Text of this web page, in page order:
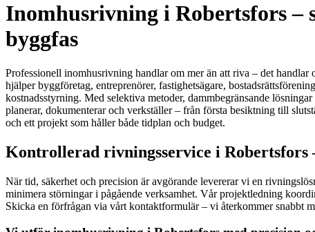
Inomhusrivning i Robertsfors –
byggfas
Professionell inomhusrivning handlar om mer än att riva – det
hjälper byggföretag, entreprenörer, fastighetsägare,
kostnadsstyrning. Med selektiva metoder, dammbegränsande
planerar, dokumenterar och verkställer – från första besiktning till
och ett projekt som håller både tidplan och budget.
Kontrollerad rivningsservice i
När tid, säkerhet och precision är avgörande levererar vi en
minimera störningar i pågående verksamhet. Vår projektledning
Skicka en förfrågan via vårt kontaktformulär – vi återkommer snabbt